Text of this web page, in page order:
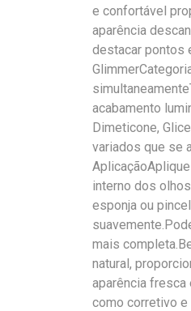
e confortável
aparência
destacar pontos
acabamento
Dimeticone,
variados que se
interno dos
esponja ou
mais
natural,
aparência fresca
como corretivo e